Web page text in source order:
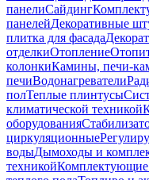
панелиСайдинг
панелейДекоративные
плитка для фасада
отделкиОтопление
колонкиКамины, печи-
печиВодонагреватели
полТеплые плинтусы
климатической техникой
оборудования
циркуляционные
водыДымоходы и
техникойКомплектующие